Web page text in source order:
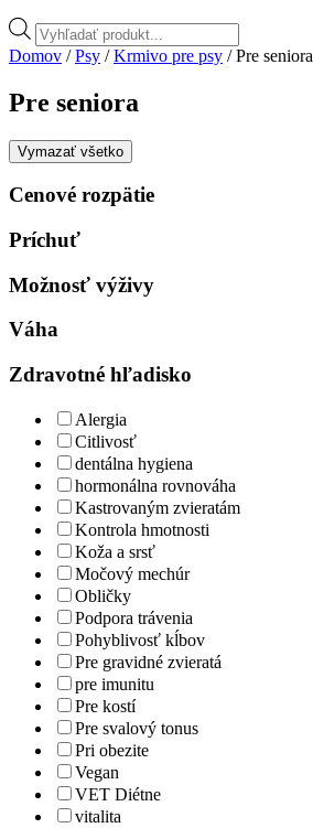
Vyhľadávanie
produktov
Domov /Psy /Krmivo pre psy / Pre seniora
Pre seniora
Vymazať všetko
Cenové rozpätie
Príchuť
Možnosť výživy
Váha
Zdravotné hľadisko
Alergia
Citlivosť
dentálna hygiena
hormonálna rovnováha
Kastrovaným zvieratám
Kontrola hmotnosti
Koža a srsť
Močový mechúr
Obličky
Podpora trávenia
Pohyblivosť kĺbov
Pre gravidné zvieratá
pre imunitu
Pre kostí
Pre svalový tonus
Pri obezite
Vegan
VET Diétne
vitalita